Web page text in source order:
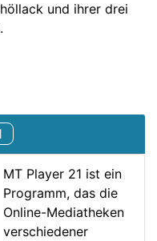
und ihrer drei
MT Player 21 ist ein
Programm, das die
Online-Mediatheken
verschiedener